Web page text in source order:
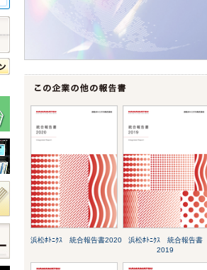
浜松ﾎﾄﾆｸｽ 統合報告書2020
浜松ﾎﾄﾆｸｽ 統合報告書
2019